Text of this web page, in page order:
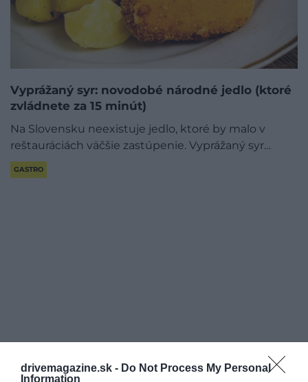
drivemagazine.sk - Do Not Process My Personal
Information
Vyprážaný syr: novodobé národné jedlo (ktoré
zvládnete za 15 minút)
Na Slovensku neexistuje jedlo, ktoré by malo v
reštauráciách väčšie zastúpenie. Vyprážaný syr…
GASTRO